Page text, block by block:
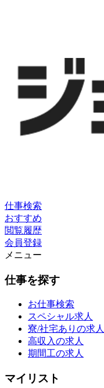
仕事検索
おすすめ
閲覧履歴
会員登録
メニュー
仕事を探す
お仕事検索
スペシャル求人
寮/社宅ありの求人
高収入の求人
期間工の求人
マイリスト